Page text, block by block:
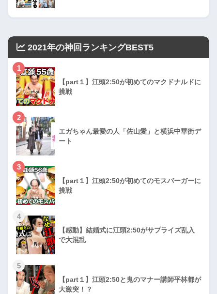
2021年の神回ランキングBEST5
1
【part１】江頭2:50が初めてのマクドナルドに
挑戦
2
エガちゃん最愛の人「佐山愛」と横浜中華街デ
ート
3
【part１】江頭2:50が初めてのモスバーガーに
挑戦
4
【感動】結婚式に江頭2:50がサプライズ乱入
で大混乱
5
【part１】江頭2:50と鬼のマナー講師平林都が
大激突！？